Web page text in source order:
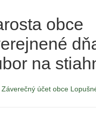
obce
na
Záverečný účet obce